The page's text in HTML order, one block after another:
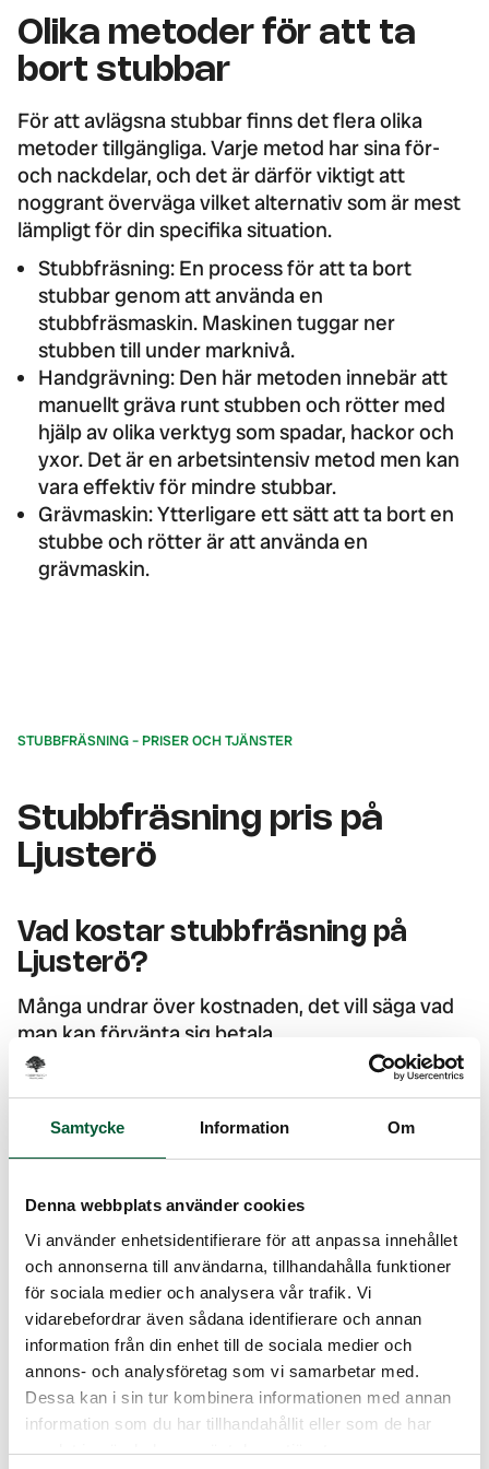
Samtycke Information Om
Denna webbplats använder cookies
Vi använder enhetsidentifierare för att anpassa innehållet
och annonserna till användarna, tillhandahålla funktioner
för sociala medier och analysera vår trafik. Vi
vidarebefordrar även sådana identifierare och annan
information från din enhet till de sociala medier och
annons- och analysföretag som vi samarbetar med.
Dessa kan i sin tur kombinera informationen med annan
information som du har tillhandahållit eller som de har
samlat in när du har använt deras tjänster.
Olika metoder för att ta
bort stubbar
För att avlägsna stubbar finns det flera olika
metoder tillgängliga. Varje metod har sina för-
och nackdelar, och det är därför viktigt att
noggrant överväga vilket alternativ som är mest
lämpligt för din specifika situation.
Stubbfräsning: En process för att ta bort
stubbar genom att använda en
stubbfräsmaskin. Maskinen tuggar ner
stubben till under marknivå.
Handgrävning: Den här metoden innebär att
manuellt gräva runt stubben och rötter med
hjälp av olika verktyg som spadar, hackor och
yxor. Det är en arbetsintensiv metod men kan
vara effektiv för mindre stubbar.
Grävmaskin: Ytterligare ett sätt att ta bort en
stubbe och rötter är att använda en
grävmaskin.
STUBBFRÄSNING – PRISER OCH TJÄNSTER
Stubbfräsning pris på
Ljusterö
Vad kostar stubbfräsning på
Ljusterö?
Många undrar över kostnaden, det vill säga vad
man kan förvänta sig betala.
Kostnad stubbfräsning
Storlek på stubben: större stubbar kommer att
kräva mer tid och ansträngning att fräsa, vilket
kan öka kostnaden.
Stubbens placering: på svåråtkomliga
områden, såsom branta sluttningar, mycket
stenar nära stubben eller trånga utrymmen,
kan vara svårare att fräsa och kan kosta mer.
Antal stubbar: Även om det blir ett högre
totalpris för fler stubbar i jämförelse med en,
blir priset den totala kostnaden lägre pga. att